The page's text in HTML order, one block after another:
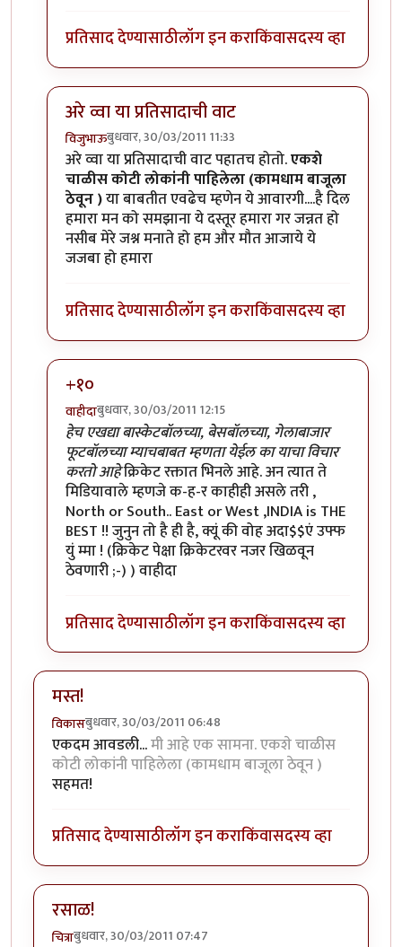
प्रतिसाद देण्यासाठीलॉग इन कराकिंवासदस्य व्हा
अरे व्वा या प्रतिसादाची वाट
विजुभाऊबुधवार, 30/03/2011 11:33
In reply toमी आहेbyसन्जोप राव
अरे व्वा या प्रतिसादाची वाट पहातच होतो.एकशे
चाळीस कोटी लोकांनी पाहिलेला (कामधाम बाजूला
ठेवून )या बाबतीत एवढेच म्हणेन ये आवारगी....है दिल
हमारा मन को समझाना ये दस्तूर हमारा गर जन्नत हो
नसीब मेरे जश्न मनाते हो हम और मौत आजाये ये
जजबा हो हमारा
प्रतिसाद देण्यासाठीलॉग इन कराकिंवासदस्य व्हा
+१०
वाहीदाबुधवार, 30/03/2011 12:15
In reply toमी आहेbyसन्जोप राव
हेच एखद्या बास्केटबॉलच्या, बेसबॉलच्या, गेलाबाजार
फूटबॉलच्या म्याचबाबत म्हणता येईल का याचा विचार
करतो आहेक्रिकेट रक्तात भिनले आहे. अन त्यात ते
मिडियावाले म्हणजे क-ह-र काहीही असले तरी ,
North or South.. East or West ,INDIA is THE
BEST !! जुनुन तो है ही है, क्यूं की वोह अदा$$एं उफ्फ
युं म्मा ! (क्रिकेट पेक्षा क्रिकेटरवर नजर खिळवून
ठेवणारी ;-) ) वाहीदा
प्रतिसाद देण्यासाठीलॉग इन कराकिंवासदस्य व्हा
मस्त!
विकासबुधवार, 30/03/2011 06:48
एकदम आवडली...मी आहे एक सामना. एकशे चाळीस
कोटी लोकांनी पाहिलेला (कामधाम बाजूला ठेवून )
सहमत!
प्रतिसाद देण्यासाठीलॉग इन कराकिंवासदस्य व्हा
रसाळ!
चित्राबुधवार, 30/03/2011 07:47